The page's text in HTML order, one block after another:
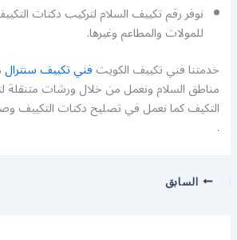
نوفر رقم تكييف السلام لتركيب دكتات
للمولات والمطاعم وغيرها.
خدمتنا فني تكييف الكويتفني تكييف سنترال
مناطق السلام ونعمل من خلال ورشات متنقلة
التكيف كما نعمل في تصليح دكتات التكييف
.
السابق